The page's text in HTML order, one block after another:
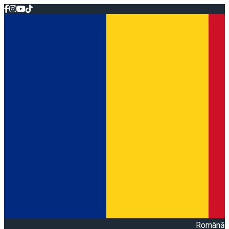
Română